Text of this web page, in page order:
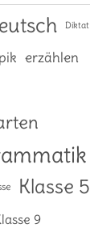
Diktat
erzählen
Klasse 5
9